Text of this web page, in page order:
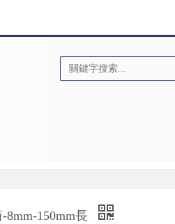
8mm-150mm長